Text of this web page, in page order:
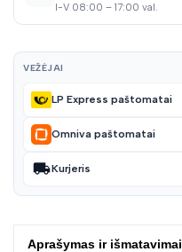
I-V 08:00 – 17:00 val.
VEŽĖJAI
LP Express paštomatai
Omniva paštomatai
Kurjeris
Aprašymas ir išmatavimai